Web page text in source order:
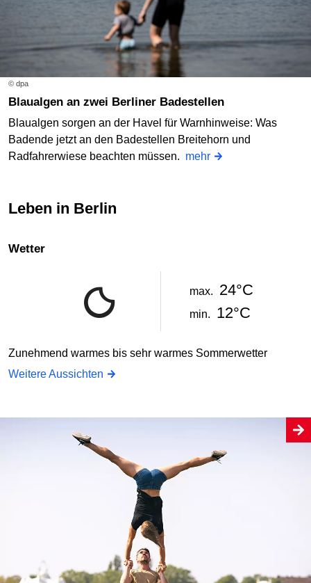
© dpa
Blaualgen an zwei Berliner Badestellen
Blaualgen sorgen an der Havel für Warnhinweise: Was
Badende jetzt an den Badestellen Breitehorn und
Radfahrerwiese beachten müssen. mehr
Leben in Berlin
Wetter
max. 24°C
min. 12°C
Zunehmend warmes bis sehr warmes Sommerwetter
Weitere Aussichten